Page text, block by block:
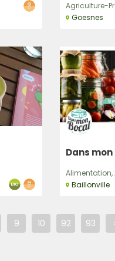
Agriculture-
Goesnes
Dans
Alimentation,
Baillonville
9 10 92 93 ›